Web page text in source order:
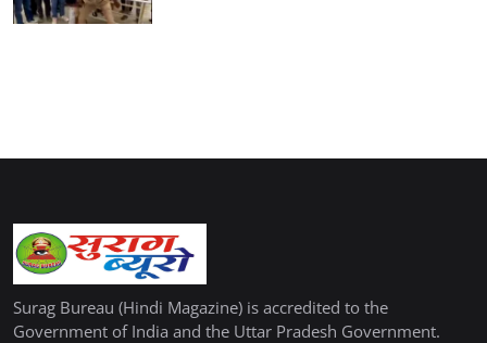
Surag Bureau (Hindi Magazine) is accredited to the
Government of India and the Uttar Pradesh Government.